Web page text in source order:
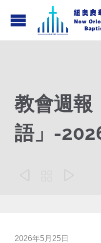
教會週報
語」-
2026年5月25日